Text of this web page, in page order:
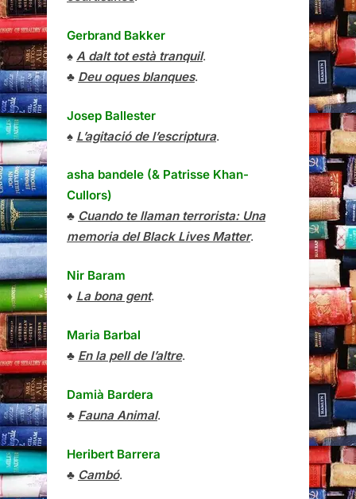
Gerbrand Bakker
♠ A dalt tot està tranquil.
♣ Deu oques blanques.
Josep Ballester
♠ L’agitació de l’escriptura.
asha bandele (& Patrisse Khan-
Cullors)
♣ Cuando te llaman terrorista: Una
memoria del Black Lives Matter.
Nir Baram
♦ La bona gent.
Maria Barbal
♣ En la pell de l’altre.
Damià Bardera
♣ Fauna Animal.
Heribert Barrera
♣ Cambó.